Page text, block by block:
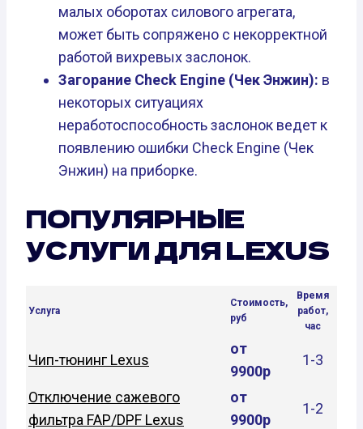
малых оборотах силового агрегата,
может быть сопряжено с некорректной
работой вихревых заслонок.
Загорание Check Engine (Чек Энжин): в
некоторых ситуациях
неработоспособность заслонок ведет к
появлению ошибки Check Engine (Чек
Энжин) на приборке.
ПОПУЛЯРНЫЕ
УСЛУГИ ДЛЯ LEXUS
Услуга
Стоимость,
руб
Время
работ,
час
Чип-тюнинг Lexus
от
9900р
1-3
Отключение сажевого
фильтра FAP/DPF Lexus
от
9900р
1-2